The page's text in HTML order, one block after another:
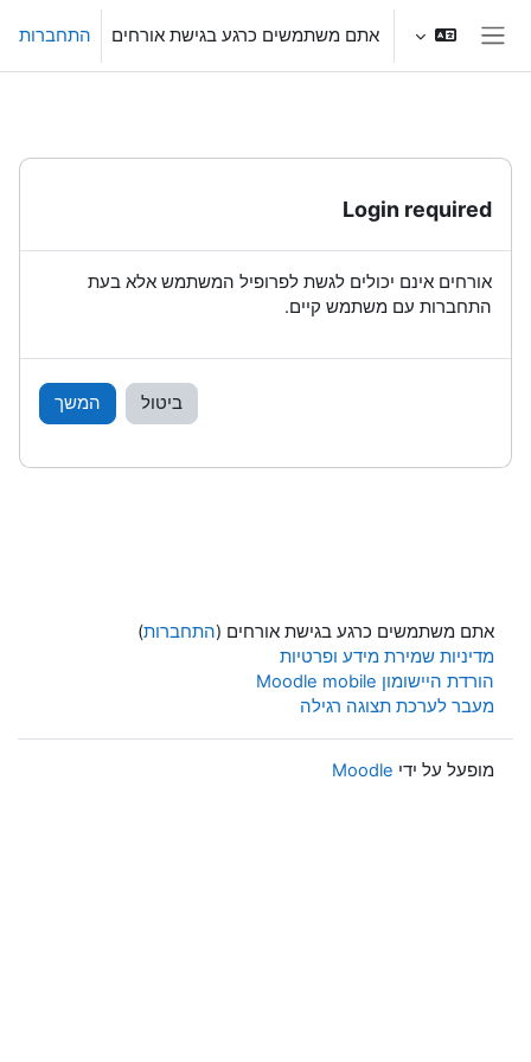
חלון סקירה צדדי
אתם משתמשים כרגע בגישת אורחים התחברות
Login required
אורחים אינם יכולים לגשת לפרופיל המשתמש אלא בעת
התחברות עם משתמש קיים.
ביטול המשך
אתם משתמשים כרגע בגישת אורחים (התחברות)
מדיניות שמירת מידע ופרטיות
הורדת היישומון Moodle mobile
מעבר לערכת תצוגה רגילה
מופעל על ידי Moodle